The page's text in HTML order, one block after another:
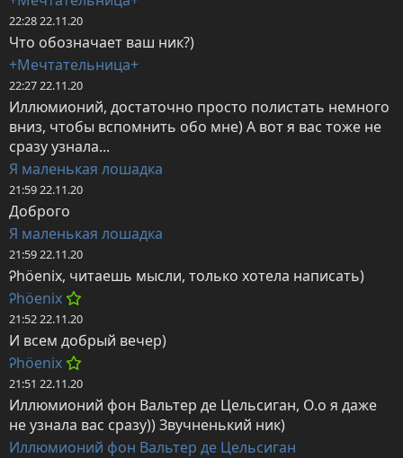
22:28 22.11.20
Что обозначает ваш ник?)
+Мечтательница+
22:27 22.11.20
Иллюмионий, достаточно просто полистать немного
вниз, чтобы вспомнить обо мне) А вот я вас тоже не
сразу узнала...
Я маленькая лошадка
21:59 22.11.20
Доброго
Я маленькая лошадка
21:59 22.11.20
Ꭾhöenix, читаешь мысли, только хотела написать)
Ꭾhöenix
21:52 22.11.20
И всем добрый вечер)
Ꭾhöenix
21:51 22.11.20
Иллюмионий фон Вальтер де Цельсиган, О.о я даже
не узнала вас сразу)) Звучненький ник)
Иллюмионий фон Вальтер де Цельсиган